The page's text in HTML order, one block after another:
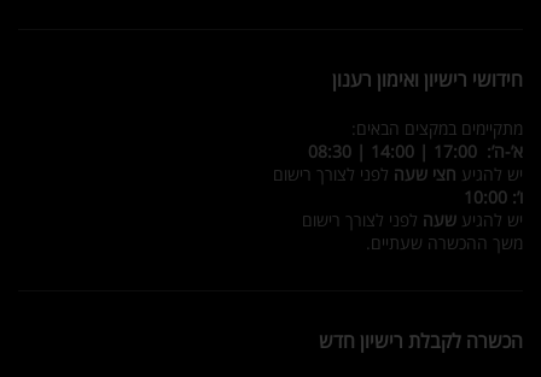
חידושי רישיון ואימון רענון
מתקיימים במקצים הבאים:
א’-ה’: 17:00 | 14:00 | 08:30
יש להגיע חצי שעה לפני לצורך רישום
ו’: 10:00
יש להגיע שעה לפני לצורך רישום
משך ההכשרה שעתיים.
הכשרה לקבלת רישיון חדש